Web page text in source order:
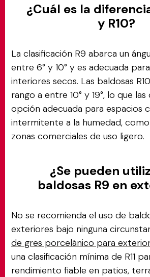
¿Cuál es la
y R10?
La clasificación R9 abarca un
entre 6° y 10° y es adecuada
interiores secos. Las baldosas
rango a entre 10° y 19°, lo que
opción adecuada para espacios
intermitente a la humedad,
zonas comerciales de uso ligero.
¿Se pueden
baldosas R9 en
No se recomienda el uso de
exteriores bajo ninguna
de gres porcelánico para
una clasificación mínima de R11
rendimiento fiable en patios,